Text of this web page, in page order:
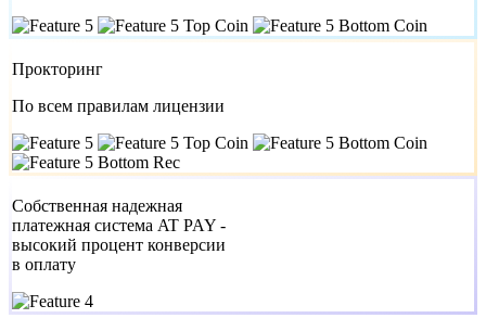
Прокторинг
По всем правилам лицензии
Собственная надежная
платежная система AT PAY -
высокий процент конверсии
в оплату